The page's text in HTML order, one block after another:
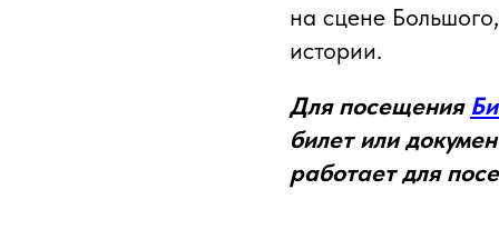
на сцене
истории.
Для посещения
билет или
работает для